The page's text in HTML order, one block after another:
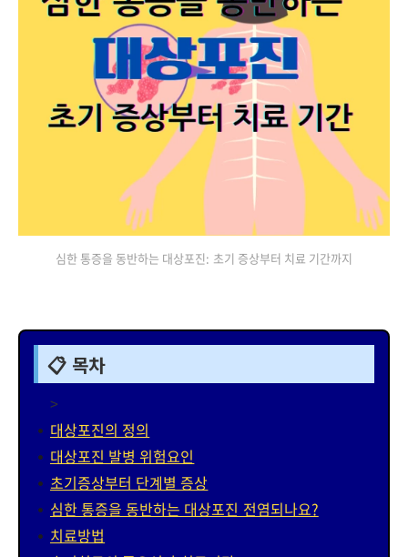
심한 통증을 동반하는 대상포진: 초기 증상부터 치료 기간까지
📋 목차
>
대상포진의 정의
대상포진 발병 위험요인
초기증상부터 단계별 증상
심한 통증을 동반하는 대상포진 전염되나요?
치료방법